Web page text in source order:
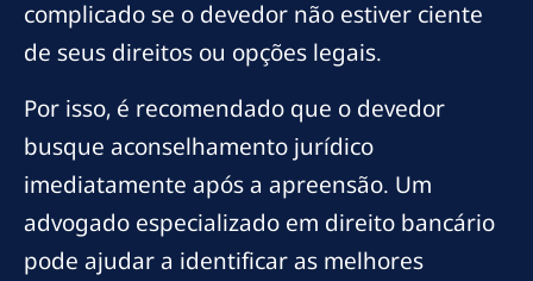
complicado se o devedor não estiver ciente
de seus direitos ou opções legais.
Por isso, é recomendado que o devedor
busque aconselhamento jurídico
imediatamente após a apreensão. Um
advogado especializado em direito bancário
pode ajudar a identificar as melhores